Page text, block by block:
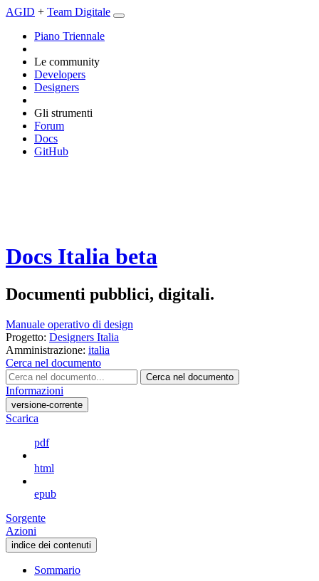
AGID + Team Digitale
Piano Triennale
Le community
Developers
Designers
Gli strumenti
Forum
Docs
GitHub
Docs Italia beta
Documenti pubblici, digitali.
Manuale operativo di design
Progetto: Designers Italia
Amministrazione: italia
Cerca nel documento
Cerca nel documento
Informazioni
versione-corrente
Scarica
pdf
html
epub
Sorgente
Azioni
indice dei contenuti
Sommario